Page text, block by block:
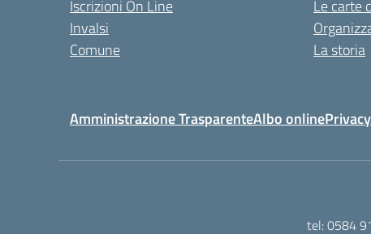
Iscrizioni On Line
Invalsi
Comune
Le carte
La storia
Amministrazione TrasparenteAlbo online
tel: 0584